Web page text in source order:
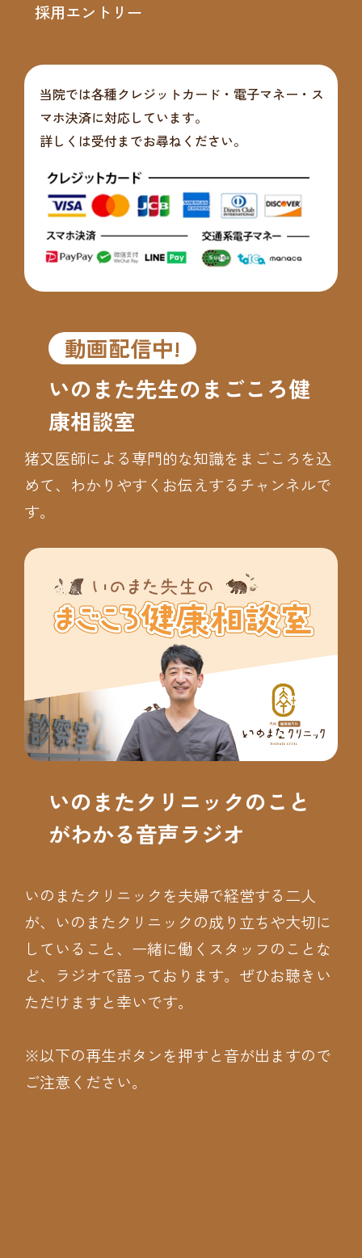
採用エントリー
当院では各種クレジットカード・電子マネー・ス
マホ決済に対応しています。
詳しくは受付までお尋ねください。
動画配信中!
いのまた先生のまごころ健
康相談室
猪又医師による専門的な知識をまごころを込
めて、わかりやすくお伝えするチャンネルで
す。
いのまたクリニックのこと
がわかる音声ラジオ
いのまたクリニックを夫婦で経営する二人
が、いのまたクリニックの成り立ちや大切に
していること、一緒に働くスタッフのことな
ど、ラジオで語っております。ぜひお聴きい
ただけますと幸いです。
※以下の再生ボタンを押すと音が出ますので
ご注意ください。